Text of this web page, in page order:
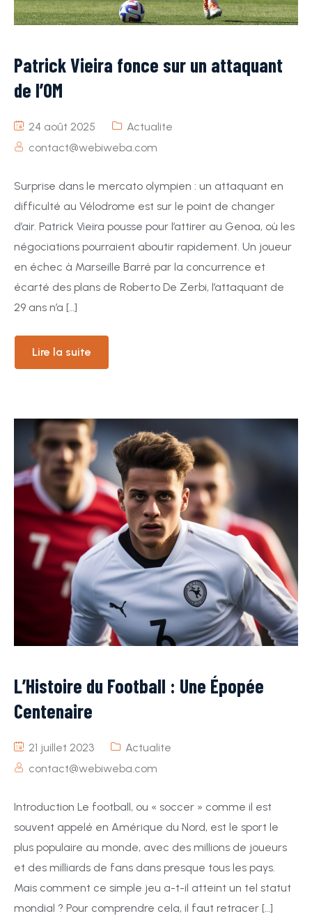
Patrick Vieira fonce sur un attaquant
de l’OM
24 août 2025
Actualite
contact@webiweba.com
Surprise dans le mercato olympien : un attaquant en
difficulté au Vélodrome est sur le point de changer
d’air. Patrick Vieira pousse pour l’attirer au Genoa, où les
négociations pourraient aboutir rapidement. Un joueur
en échec à Marseille Barré par la concurrence et
écarté des plans de Roberto De Zerbi, l’attaquant de
29 ans n’a […]
Lire la suite
L’Histoire du Football : Une Épopée
Centenaire
21 juillet 2023
Actualite
contact@webiweba.com
Introduction Le football, ou « soccer » comme il est
souvent appelé en Amérique du Nord, est le sport le
plus populaire au monde, avec des millions de joueurs
et des milliards de fans dans presque tous les pays.
Mais comment ce simple jeu a-t-il atteint un tel statut
mondial ? Pour comprendre cela, il faut retracer […]